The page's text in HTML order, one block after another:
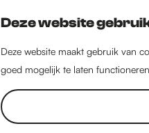
Deze website
Deze website maakt gebruik van
goed mogelijk te laten